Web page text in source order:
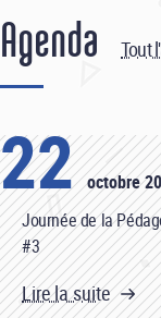
Agenda Tout
22 octobre
Journée de la
#3
Lire la suite